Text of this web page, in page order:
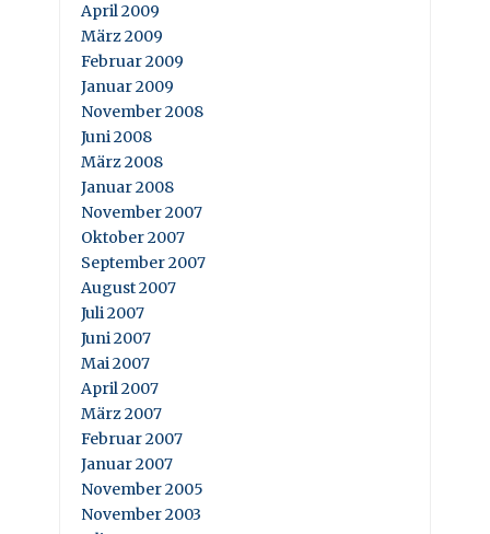
April 2009
März 2009
Februar 2009
Januar 2009
November 2008
Juni 2008
März 2008
Januar 2008
November 2007
Oktober 2007
September 2007
August 2007
Juli 2007
Juni 2007
Mai 2007
April 2007
März 2007
Februar 2007
Januar 2007
November 2005
November 2003